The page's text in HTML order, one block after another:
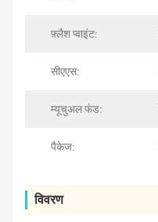
फ़्लैश प्वाइंट:
सीएएस:
म्यूचुअल फंड:
पैकेज:
विवरण